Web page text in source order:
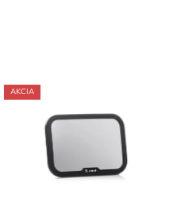
AKCIA